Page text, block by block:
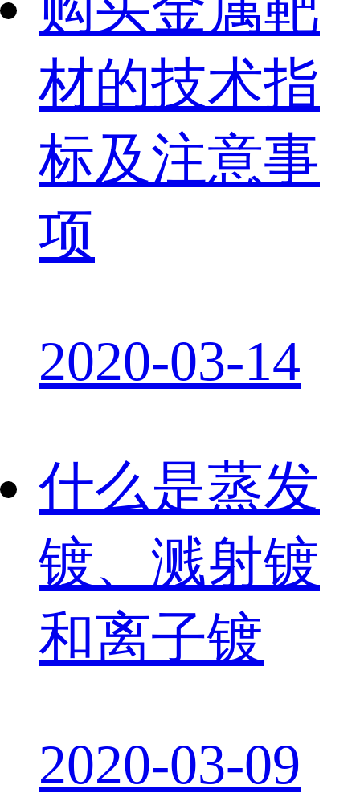
材的技术指
标及注意事
项
2020-03-14
什么是蒸发
镀、溅射镀
和离子镀
2020-03-09